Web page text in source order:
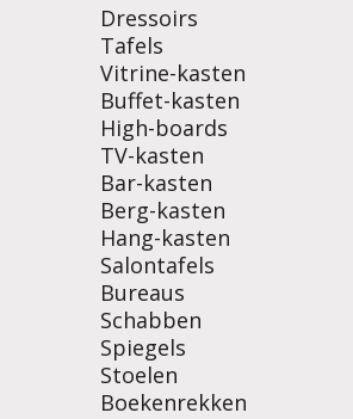
Dressoirs
Tafels
Vitrine-kasten
Buffet-kasten
High-boards
TV-kasten
Bar-kasten
Berg-kasten
Hang-kasten
Salontafels
Bureaus
Schabben
Spiegels
Stoelen
Boekenrekken